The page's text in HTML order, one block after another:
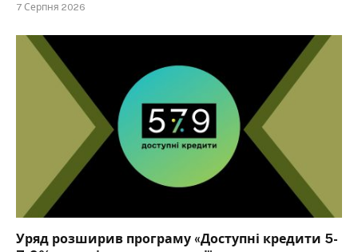
7 Серпня 2026
Уряд розширив програму «Доступні кредити 5-